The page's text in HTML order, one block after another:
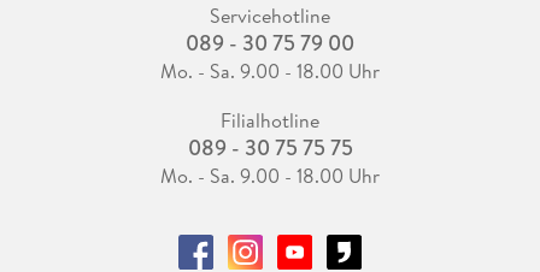
Servicehotline
089 - 30 75 79 00
Mo. - Sa. 9.00 - 18.00 Uhr
Filialhotline
089 - 30 75 75 75
Mo. - Sa. 9.00 - 18.00 Uhr